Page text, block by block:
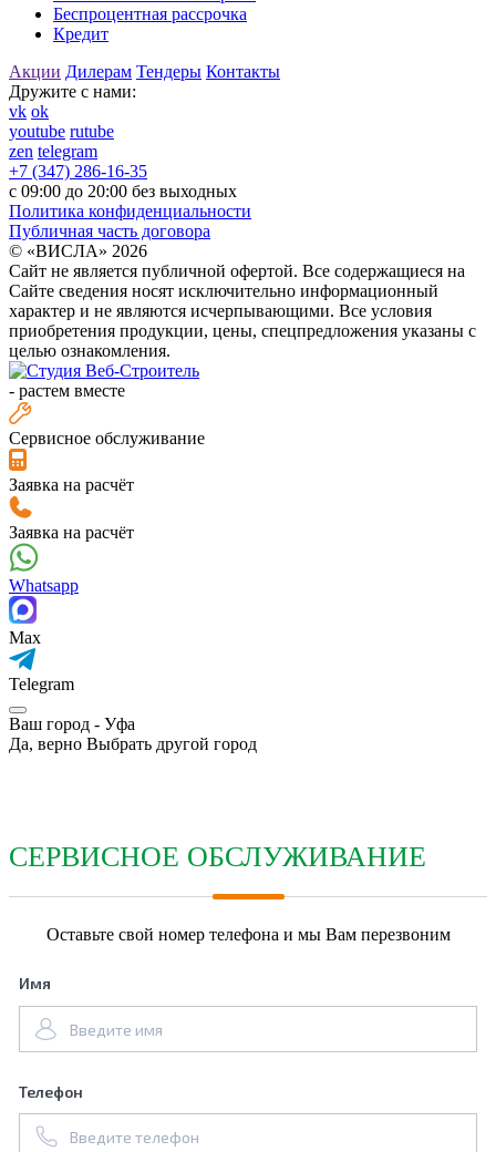
Беспроцентная рассрочка
Кредит
Акции Дилерам Тендеры Контакты
Дружите с нами:
vk ok
youtube rutube
zen telegram
+7 (347) 286-16-35
с 09:00 до 20:00 без выходных
Политика конфиденциальности
Публичная часть договора
© «ВИСЛА» 2026
Сайт не является публичной офертой. Все содержащиеся на
Сайте сведения носят исключительно информационный
характер и не являются исчерпывающими. Все условия
приобретения продукции, цены, спецпредложения указаны с
целью ознакомления.
- растем вместе
Сервисное обслуживание
Заявка на расчёт
Заявка на расчёт
Whatsapp
Max
Telegram
Ваш город - Уфа
Да, верно Выбрать другой город
СЕРВИСНОЕ ОБСЛУЖИВАНИЕ
Оставьте свой номер телефона и мы Вам перезвоним
Имя
Телефон